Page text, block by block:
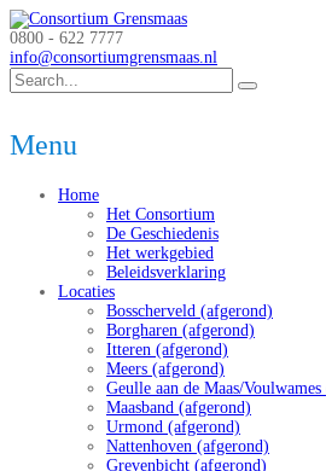
0800 - 622 7777
info@consortiumgrensmaas.nl
Menu
Home
Het Consortium
De Geschiedenis
Het werkgebied
Beleidsverklaring
Locaties
Bosscherveld (afgerond)
Borgharen (afgerond)
Itteren (afgerond)
Meers (afgerond)
Geulle aan de Maas/
Maasband (afgerond)
Urmond (afgerond)
Nattenhoven (afgerond)
Grevenbicht (afgerond)